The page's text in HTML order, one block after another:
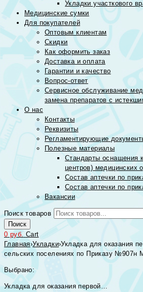
Укладки участкового
Медицинские сумки
Для покупателей
Оптовым клиентам
Скидки
Как оформить заказ
Доставка и оплата
Гарантии и качество
Вопрос-ответ
Сервисное обслуживание
замена препаратов с
О нас
Контакты
Реквизиты
Регламентирующие
Полезные материалы
Стандарты оснащения
центров) медицинских
Состав аптечки по
Состав аптечки по
Вакансии
Поиск товаров
Поиск
0 руб. Cart
Главная›Укладки›Укладка для оказания
сельских поселениях по Приказу №907н
Выбрано:
Укладка для оказания первой…